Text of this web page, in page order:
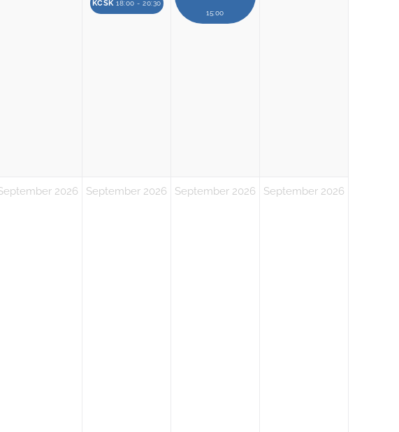
KCSK 18:00 - 20:30
15:00
2026 September 2026 September 2026 September 2026